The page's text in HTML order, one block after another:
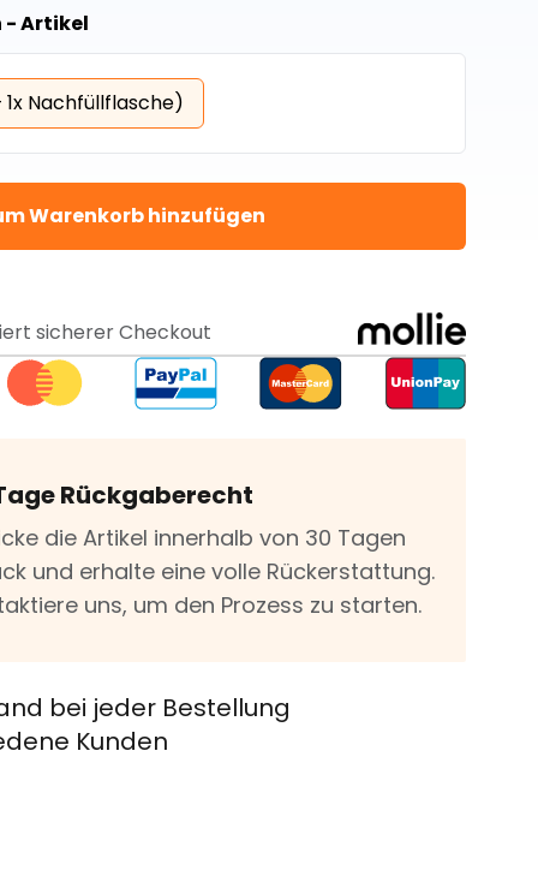
- Artikel
1x Nachfüllflasche)
Warenkorb hinzufügen
sicherer Checkout
Rückgaberecht
die Artikel innerhalb von 30 Tagen
und erhalte eine volle Rückerstattung.
uns, um den Prozess zu starten.
bei jeder Bestellung
Kunden